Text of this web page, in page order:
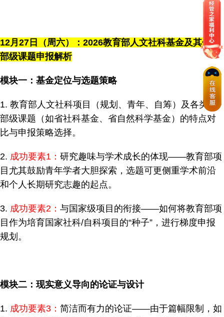
12月27日（周六）：2026教育部人文社科基金及其他省
部级课题申报解析
模块一：基金定位与选题策略
1. 教育部人文社科项目（规划、青年、自筹）及各类省
部级课题（如省社科基金、省自然科学基金）的特点对
比与申报策略选择。
2. 成功要素1： 研究趣味与学术成长的体现——教育部项
目尤其鼓励青年学者大胆探索，选题可更侧重学术前沿
和个人长期研究志趣的起点。
3. 成功要素2： 与国家级项目的衔接——如何将教育部项
目作为培育国家社科/自科项目的“种子”，进行梯度申报
规划。
模块二：现实意义导向的论证与设计
1. 成功要素3： 简洁而有力的论证——由于篇幅限制，如